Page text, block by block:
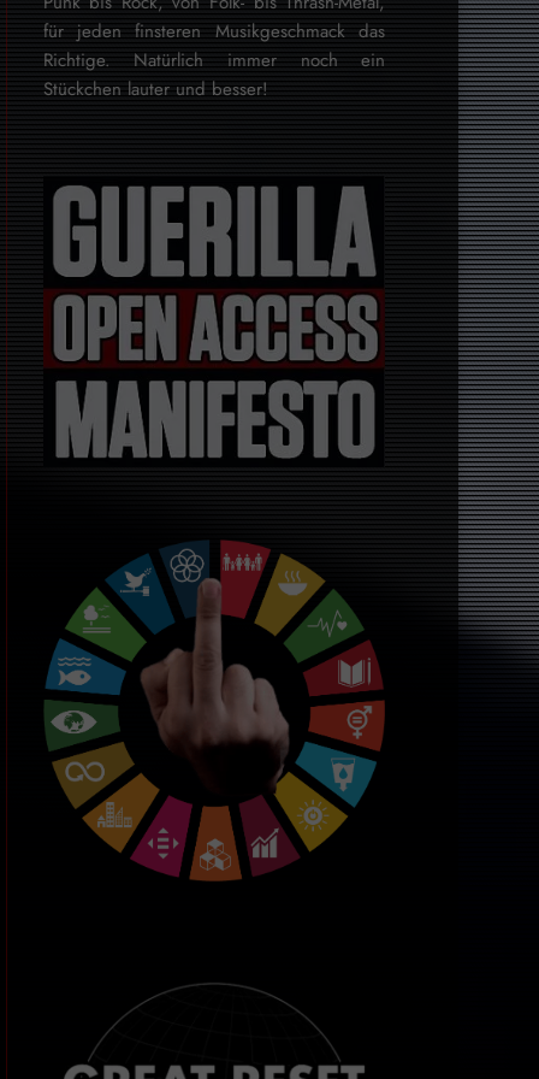
für je­den finsteren Mu­sik­ge­schmack das
Rich­tige. Natürlich immer noch ein
Stückchen lauter und besser!